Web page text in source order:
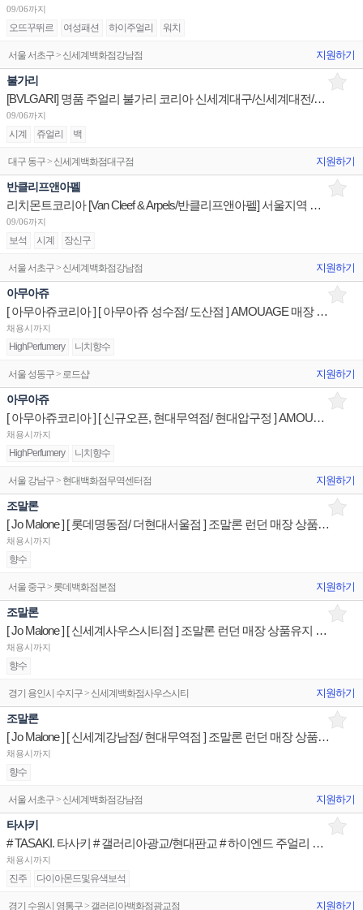
09/06까지
오뜨꾸뛰르 여성패션 하이주얼리 워치
서울 서초구 > 신세계백화점강남점 지원하기
불가리
[BVLGARI] 명품 주얼리 불가리 코리아 신세계대구/신세계대전/롯데광주 판매사원 채용
09/06까지
시계 쥬얼리 백
대구 동구 > 신세계백화점대구점 지원하기
반클리프앤아펠
리치몬트코리아 [Van Cleef & Arpels/반클리프앤아펠] 서울지역 백화점 판매사원 채용
09/06까지
보석 시계 장신구
서울 서초구 > 신세계백화점강남점 지원하기
아무아쥬
[ 아무아쥬코리아 ] [ 아무아쥬 성수점/ 도산점 ] AMOUAGE 매장 상품유지 매장판매사원
채용시까지
HighPerfumery 니치향수
서울 성동구 > 로드샵 지원하기
아무아쥬
[ 아무아쥬코리아 ] [ 신규오픈, 현대무역점/ 현대압구정 ] AMOUAGE 매장 상품유지 매장판매사원
채용시까지
HighPerfumery 니치향수
서울 강남구 > 현대백화점무역센터점 지원하기
조말론
[ Jo Malone ] [ 롯데명동점/ 더현대서울점 ] 조말론 런던 매장 상품유지 매장판매사원
채용시까지
향수
서울 중구 > 롯데백화점본점 지원하기
조말론
[ Jo Malone ] [ 신세계사우스시티점 ] 조말론 런던 매장 상품유지 매장판매사원
채용시까지
향수
경기 용인시 수지구 > 신세계백화점사우스시티 지원하기
조말론
[ Jo Malone ] [ 신세계강남점/ 현대무역점 ] 조말론 런던 매장 상품유지 매장판매사원
채용시까지
향수
서울 서초구 > 신세계백화점강남점 지원하기
타사키
# TASAKI. 타사키 # 갤러리아광교/현대판교 # 하이엔드 주얼리 브랜드 Advisior
채용시까지
진주 다이아몬드및유색보석
경기 수원시 영통구 > 갤러리아백화점광교점 지원하기